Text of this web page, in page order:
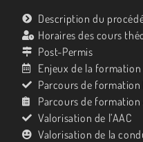
Description du
Horaires des cours
Post-Permis
Enjeux de la formation
Parcours de formation
Parcours de formation
Valorisation de l’AAC
Valorisation de la